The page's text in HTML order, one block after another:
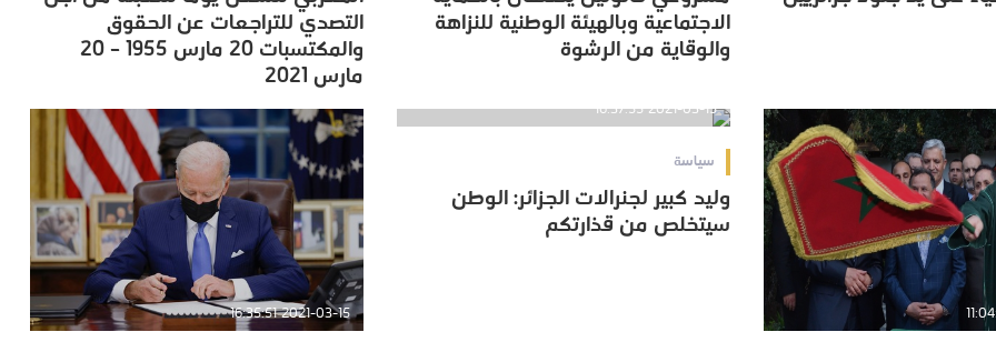
الاجتماعية وبالهيئة الوطنية للنزاهة
والوقاية من الرشوة
الاجتماعية وبالهيئة الوطنية للنزاهة
والوقاية من الرشوة
التصدي للتراجعات عن الحقوق
والمكتسبات 20 مارس 1955 – 20
مارس 2021
التصدي للتراجعات عن الحقوق
والمكتسبات 20 مارس 1955 – 20
مارس 2021
2021-03-15 16:37:55
سياسة
وليد كبير لجنرالات الجزائر: الوطن
سيتخلص من قذارتكم
وليد كبير لجنرالات الجزائر: الوطن
سيتخلص من قذارتكم
2021-03-15 16:35:51